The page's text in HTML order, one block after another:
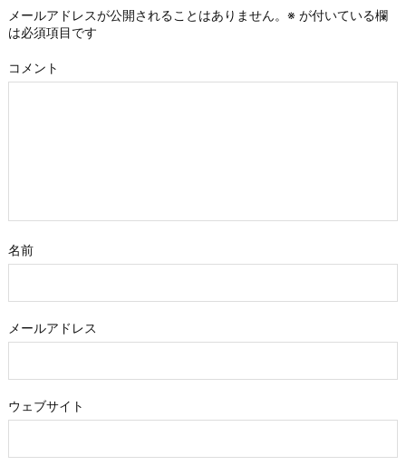
メールアドレスが公開されることはありません。 ※ が付いている欄
は必須項目です
コメント
名前
メールアドレス
ウェブサイト